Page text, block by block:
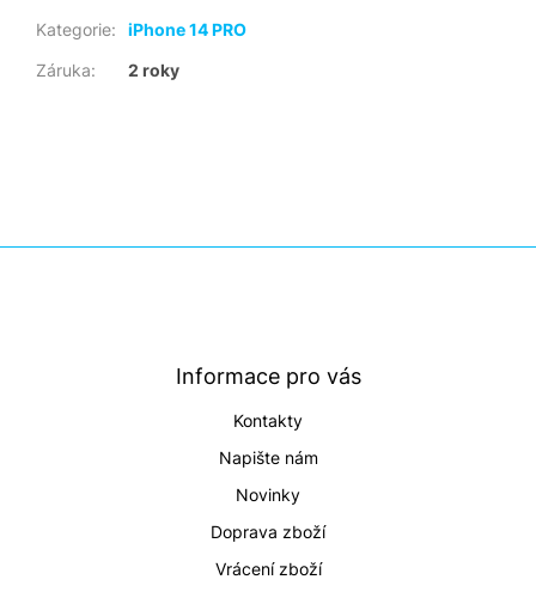
Kategorie:
iPhone 14 PRO
Záruka: 2 roky
Informace pro vás
Kontakty
Napište nám
Novinky
Doprava zboží
Vrácení zboží